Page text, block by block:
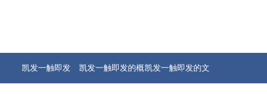
凯发一触即发 凯发一触即发的概凯发一触即发的文